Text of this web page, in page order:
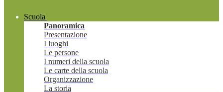
Scuola
Panoramica
Presentazione
I luoghi
Le persone
I numeri della scuola
Le carte della scuola
Organizzazione
La storia